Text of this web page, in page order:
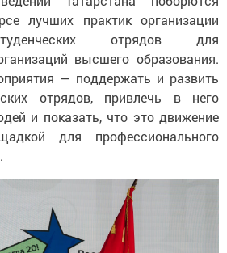
лучших практик организации
отрядов для
высшего образования.
— поддержать и развить
отрядов, привлечь в него
и показать, что это движение
для профессионального